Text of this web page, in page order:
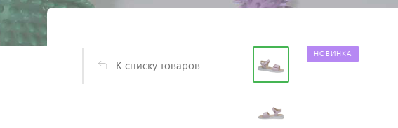
К списку товаров
НОВИНКА